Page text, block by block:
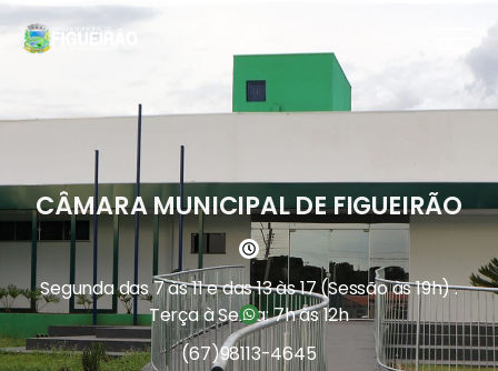
CÂMARA MUNICIPAL DE FIGUEIRÃO
Segunda das 7 às 11 e das 13 às 17 (Sessão às 19h) .
Terça à Sexta: 7h às 12h
(67)98113-4645